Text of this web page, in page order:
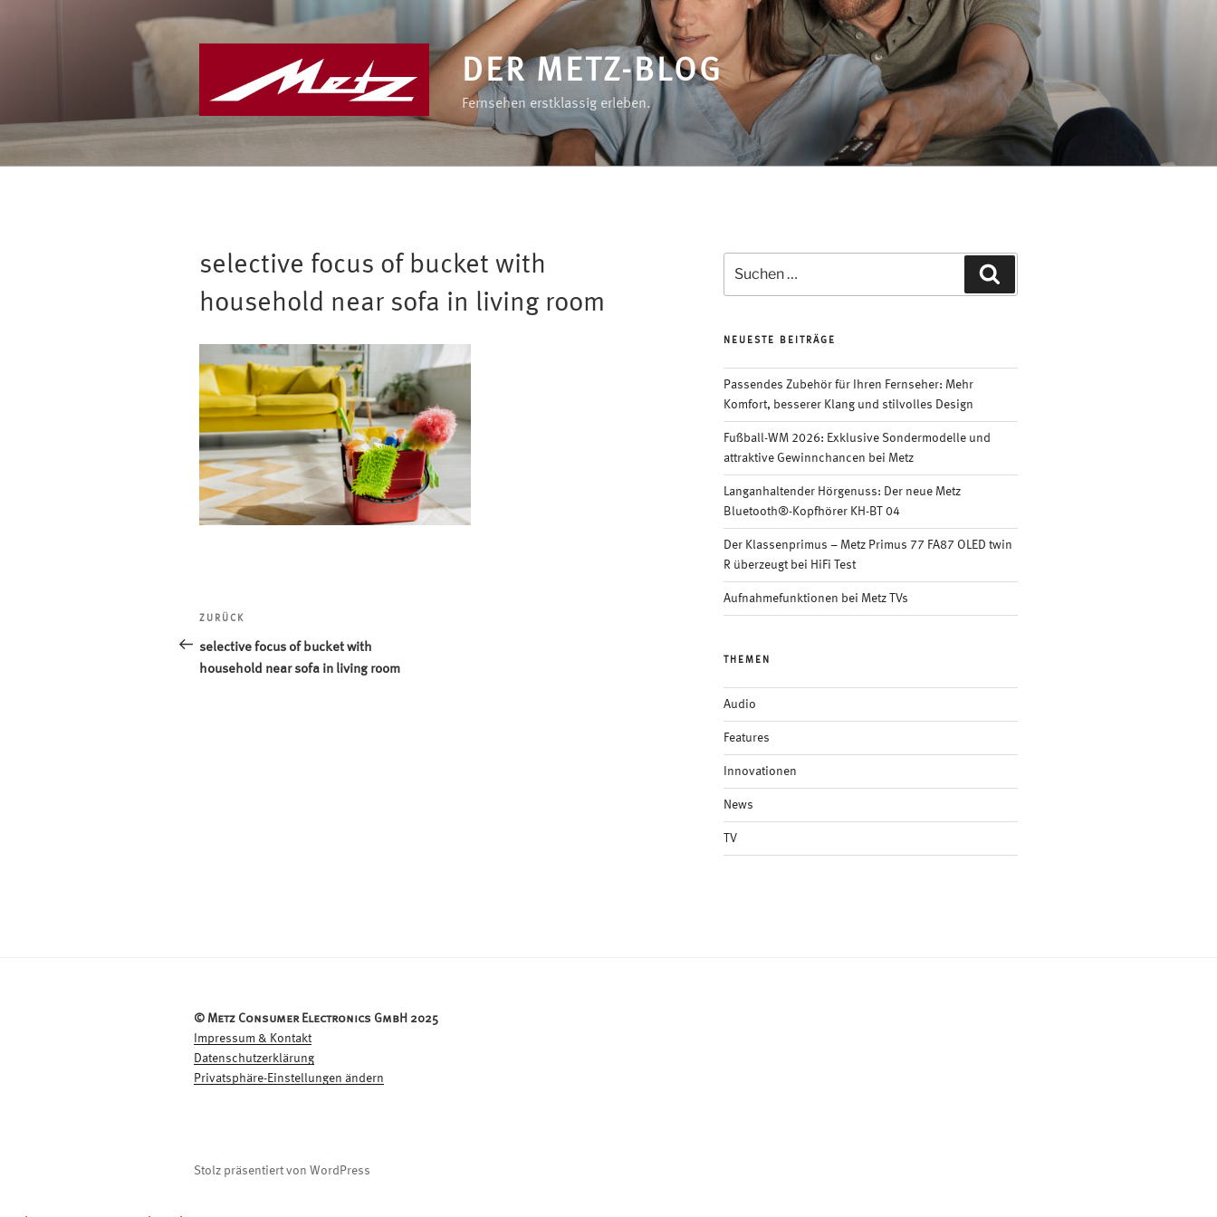
DER METZ-BLOG
Fernsehen erstklassig erleben.
selective focus of bucket with
household near sofa in living room
Beitragsnavigation
Vorheriger
Beitrag
ZURÜCK
selective focus of bucket with
household near sofa in living room
nach:
NEUESTE BEITRÄGE
Passendes Zubehör für Ihren Fernseher: Mehr
Komfort, besserer Klang und stilvolles Design
Fußball-WM 2026: Exklusive Sondermodelle und
attraktive Gewinnchancen bei Metz
Langanhaltender Hörgenuss: Der neue Metz
Bluetooth®-Kopfhörer KH-BT 04
Der Klassenprimus – Metz Primus 77 FA87 OLED twin
R überzeugt bei HiFi Test
Aufnahmefunktionen bei Metz TVs
THEMEN
Audio
Features
Innovationen
News
TV
© Metz Consumer Electronics GmbH 2025
Impressum & Kontakt
Datenschutzerklärung
Privatsphäre-Einstellungen ändern
Stolz präsentiert von WordPress